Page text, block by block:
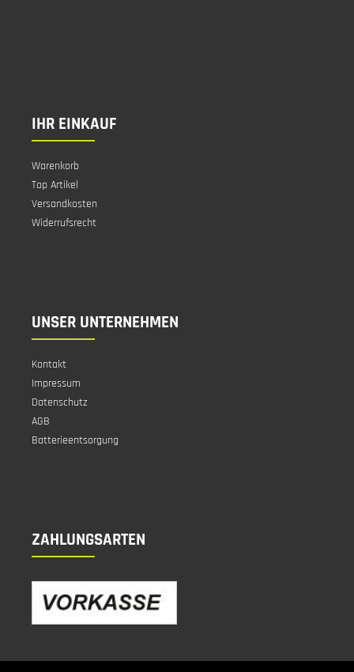
IHR EINKAUF
Warenkorb
Top Artikel
Versandkosten
Widerrufsrecht
UNSER UNTERNEHMEN
Kontakt
Impressum
Datenschutz
AGB
Batterieentsorgung
ZAHLUNGSARTEN